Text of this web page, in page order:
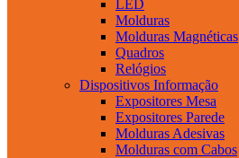
LED
Molduras
Molduras Magnéticas
Quadros
Relógios
Dispositivos Informação
Expositores Mesa
Expositores Parede
Molduras Adesivas
Molduras com Cabos